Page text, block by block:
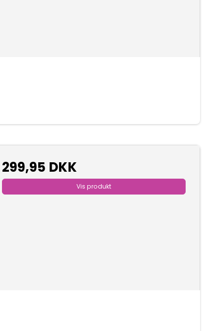
299,95 DKK
Vis produkt